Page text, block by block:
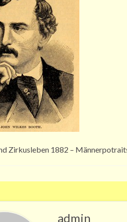
Zirkusleben 1882 –
admin